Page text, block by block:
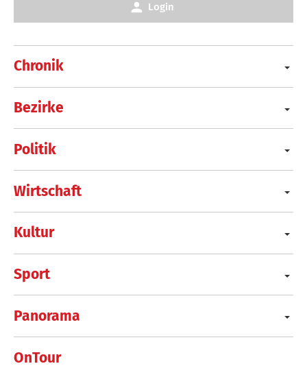
Chronik
Bezirke
Politik
Wirtschaft
Kultur
Sport
Panorama
OnTour
Login